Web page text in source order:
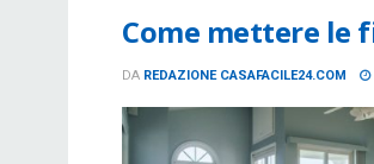
Come mettere le
DA REDAZIONE CASAFACILE24.COM